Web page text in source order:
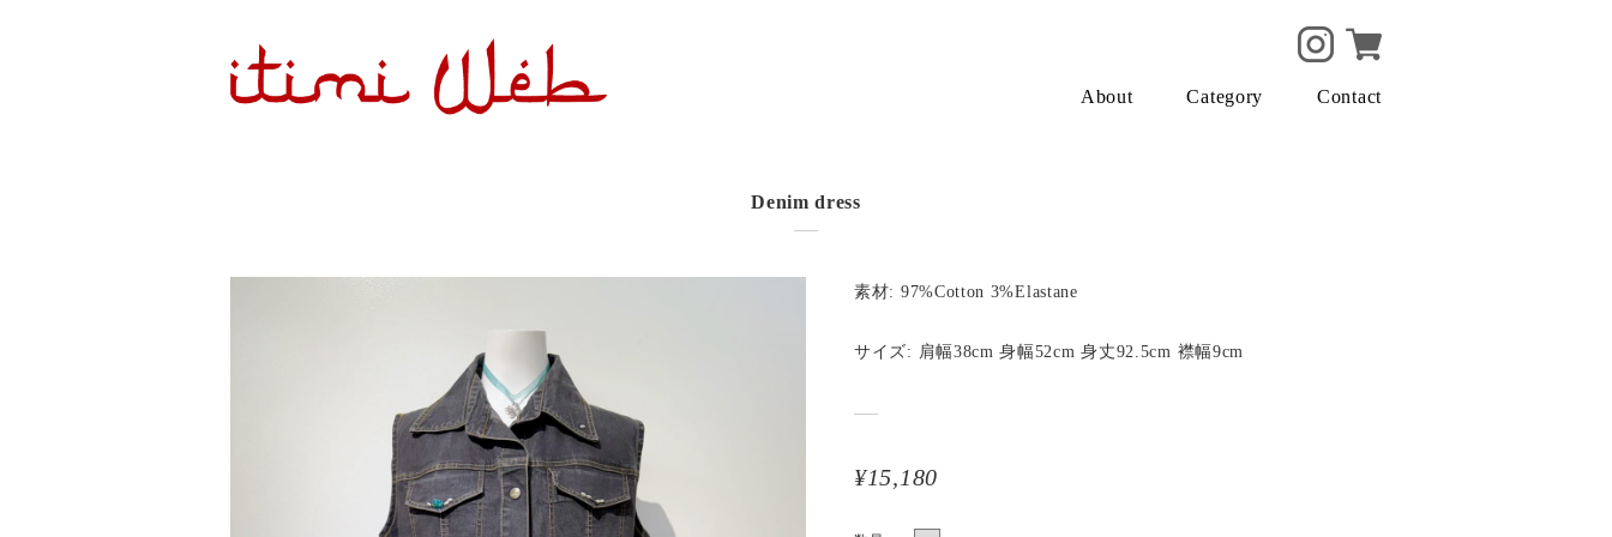
About Category Contact
Denim dress
素材: 97%Cotton 3%Elastane
サイズ: 肩幅38cm 身幅52cm 身丈92.5cm 襟幅9cm
¥15,180